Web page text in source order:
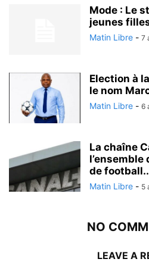
Mode : Le
jeunes
Matin Libre - 7
Election à
le nom
Matin Libre - 6
La chaîne
l’ensemble
de
Matin Libre - 5
NO
LEAVE A